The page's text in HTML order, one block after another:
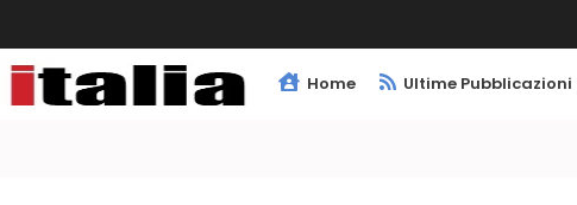
Home Ultime Pubblicazioni